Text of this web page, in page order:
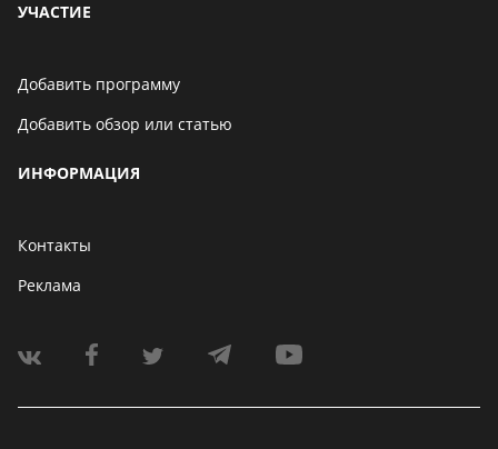
УЧАСТИЕ
Добавить программу
Добавить обзор или статью
ИНФОРМАЦИЯ
Контакты
Реклама